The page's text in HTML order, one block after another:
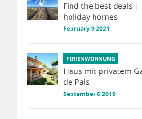
Find the best deals |
holiday homes
February 9 2021
FERIENWOHNUNG
Haus mit privatem
de Pals
September 6 2019